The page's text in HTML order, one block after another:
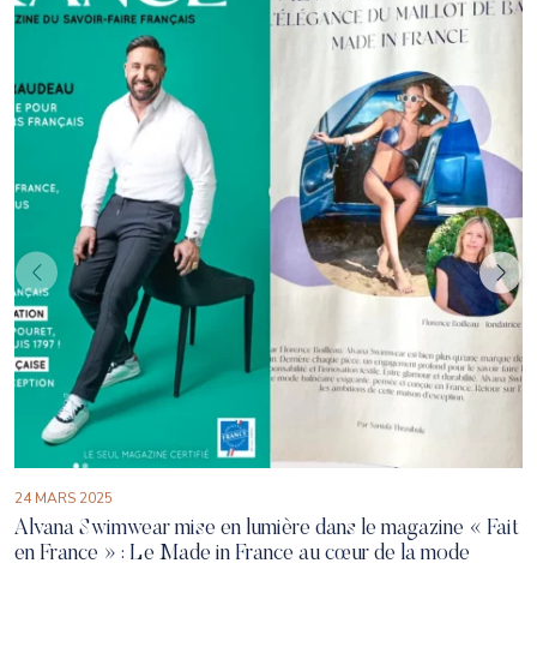
24 MARS 2025
Alvana Swimwear mise en lumière dans le magazine « Fait
en France » : Le Made in France au cœur de la mode